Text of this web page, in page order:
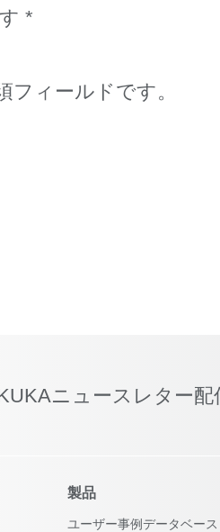
フィールドです。
ニュースレター配
製品
ユーザー事例データベース